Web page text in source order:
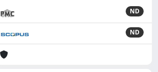
ND
ND